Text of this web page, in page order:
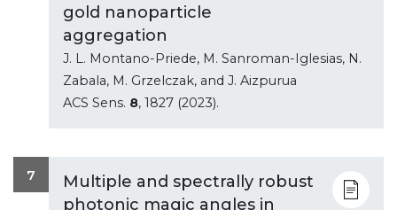
gold nanoparticle
aggregation
J. L. Montano-Priede, M. Sanroman-Iglesias, N.
Zabala, M. Grzelczak, and J. Aizpurua
ACS Sens. 8, 1827 (2023).
7
Multiple and spectrally robust
photonic magic angles in